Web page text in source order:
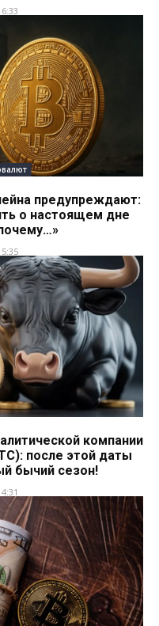
предупреждают:
о настоящем дне
компании
после этой даты
бычий сезон!